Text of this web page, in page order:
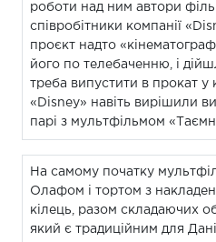
роботи над ним автори
співробітники компанії
проєкт надто
його по телебаченню, і
треба випустити в прокат у
«Disney» навіть вирішили
парі з мультфільмом
На самому початку
Олафом і тортом з
кілець, разом складаючих
який є традиційним для